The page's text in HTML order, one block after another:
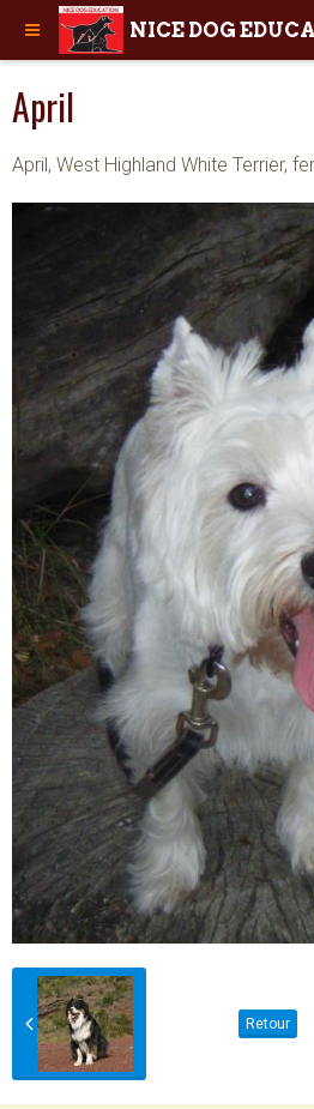
NICE DOG
April
April, West Highland White Terrier,
Retour